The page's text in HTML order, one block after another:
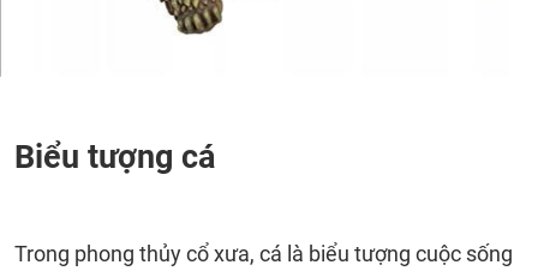
Biểu tượng cá
Trong phong thủy cổ xưa, cá là biểu tượng cuộc sống